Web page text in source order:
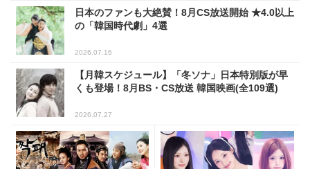
日本のファンも大絶賛！8月CS放送開始 ★4.0以上
の「韓国時代劇」4選
2026.07.16
【月韓スケジュール】「冬ソナ」日本特別版が早
くも登場！8月BS・CS放送 韓国映画(全109選)
2026.07.27